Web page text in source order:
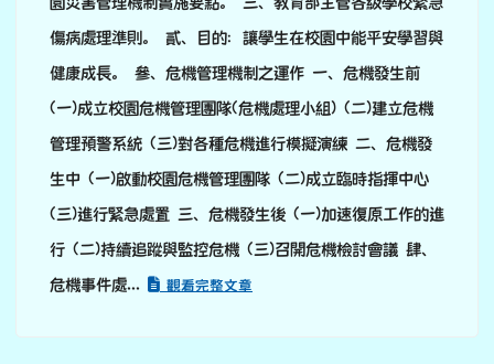
傷病處理準則。 貳、目的：讓學生在校園中能平安學習與
健康成長。 參、危機管理機制之運作 一、危機發生前
(一)成立校園危機管理團隊(危機處理小組) (二)建立危機
管理預警系統 (三)對各種危機進行模擬演練 二、危機發
生中 (一)啟動校園危機管理團隊 (二)成立臨時指揮中心
(三)進行緊急處置 三、危機發生後 (一)加速復原工作的進
行 (二)持續追蹤與監控危機 (三)召開危機檢討會議 肆、
危機事件處...
觀看完整文章